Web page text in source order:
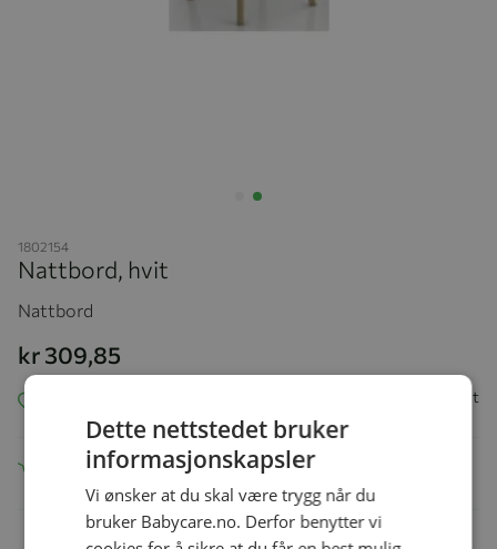
1802154
Nattbord, hvit
Nattbord
kr 309,85
Utsolgt
Tilgjengelig
Rask levering
Dette nettstedet bruker
informasjonskapsler
Vi ønsker at du skal være trygg når du
bruker Babycare.no. Derfor benytter vi